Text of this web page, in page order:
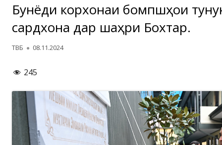
Бунёди корхонаи бомпӯшҳои
сардхона дар шаҳри Бохтар.
Автор
ТВБ Опубликовано
08.11.2024
245